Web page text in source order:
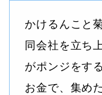
かけるんこと
同会社を立ち
がポンジをす
お金で、集め